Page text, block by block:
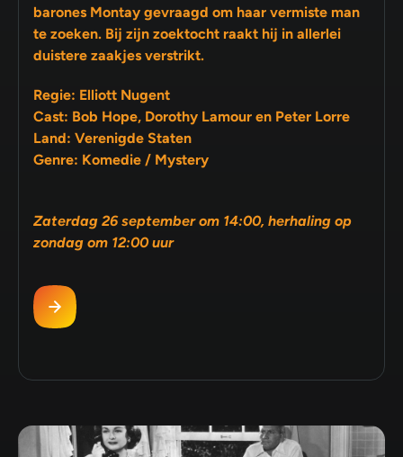
barones Montay gevraagd om haar vermiste man
te zoeken. Bij zijn zoektocht raakt hij in allerlei
duistere zaakjes verstrikt.
Regie: Elliott Nugent
Cast: Bob Hope, Dorothy Lamour en Peter Lorre
Land: Verenigde Staten
Genre: Komedie / Mystery
Zaterdag 26 september om 14:00, herhaling op
zondag om 12:00 uur